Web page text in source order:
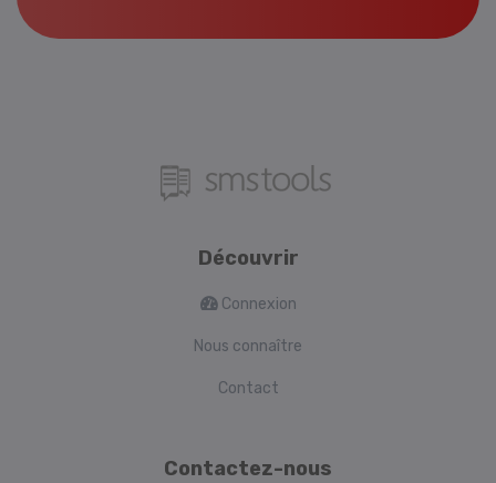
Découvrir
Connexion
Nous connaître
Contact
Contactez-nous